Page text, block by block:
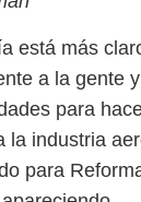
del
en el
de